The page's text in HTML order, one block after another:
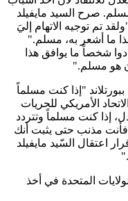
صرح السيد مايفيلد
تم توجيه الاتهام إليَ
ما أشعر به، مسلم."
شخصاً ما يوافق هذا
هو مسلم."
"إذا كنت مسلماً
الأمريكي للحريات
إذا كنت مسلماً وتتردد
مذنب حتى يثبت أنك
اعتقال السّيد مايفيلد
المتحدة في أخذ